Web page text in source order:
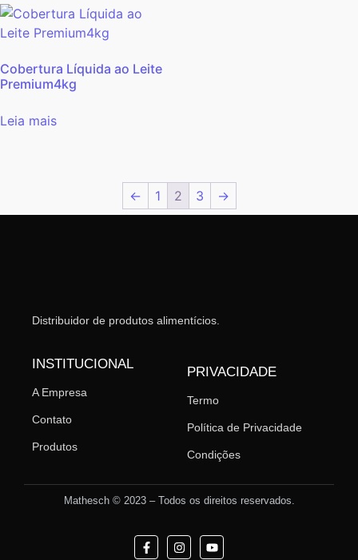
Cobertura Líquida ao Leite
Premium4kg
Leia mais
← 1 2 3 →
Distribuidor de produtos alimentícios.
INSTITUCIONAL
A Empresa
Contato
Produtos
PRIVACIDADE
Termo
Política de Privacidade
Condições
Mathesch © 2023 – Todos os direitos reservados.